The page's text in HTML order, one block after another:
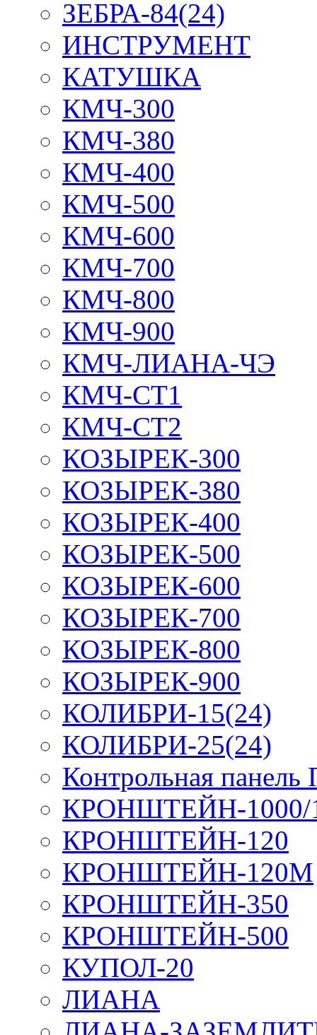
ЗЕБРА-84(24)
ИНСТРУМЕНТ
КАТУШКА
КМЧ-300
КМЧ-380
КМЧ-400
КМЧ-500
КМЧ-600
КМЧ-700
КМЧ-800
КМЧ-900
КМЧ-ЛИАНА-ЧЭ
КМЧ-СТ1
КМЧ-СТ2
КОЗЫРЕК-300
КОЗЫРЕК-380
КОЗЫРЕК-400
КОЗЫРЕК-500
КОЗЫРЕК-600
КОЗЫРЕК-700
КОЗЫРЕК-800
КОЗЫРЕК-900
КОЛИБРИ-15(24)
КОЛИБРИ-25(24)
Контрольная
КРОНШТЕЙН-1000/
КРОНШТЕЙН-120
КРОНШТЕЙН-120М
КРОНШТЕЙН-350
КРОНШТЕЙН-500
КУПОЛ-20
ЛИАНА